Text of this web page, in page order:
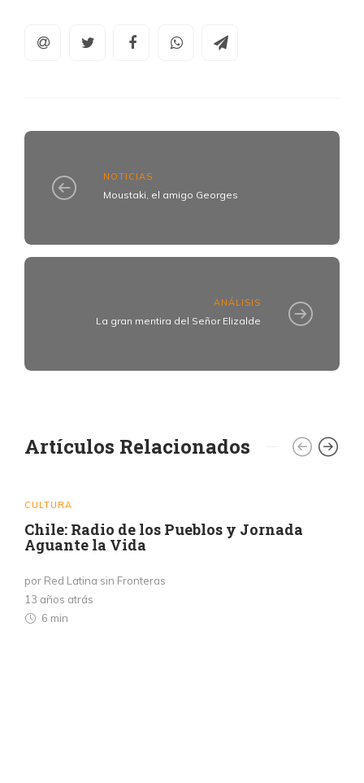
NOTICIAS
Moustaki, el amigo Georges
ANÁLISIS
La gran mentira del Señor Elizalde
Artículos Relacionados
CULTURA
Chile: Radio de los Pueblos y Jornada
Aguante la Vida
por Red Latina sin Fronteras
13 años atrás
6 min